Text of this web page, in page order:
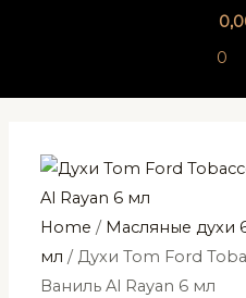
0
Home / Масляные духи
мл / Духи Tom Ford
Ваниль Al Rayan 6 мл